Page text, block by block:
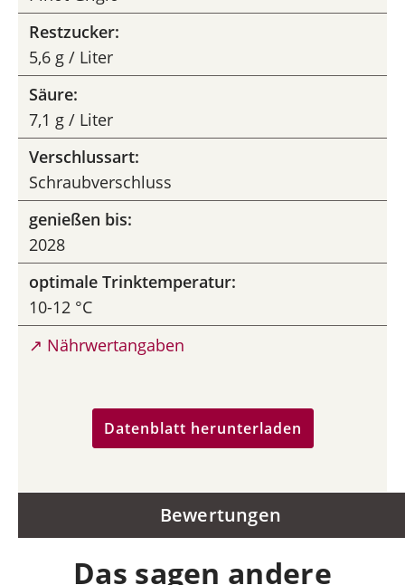
Restzucker:
5,6 g / Liter
Säure:
7,1 g / Liter
Verschlussart:
Schraubverschluss
genießen bis:
2028
optimale Trinktemperatur:
10-12 °C
↗ Nährwertangaben
Datenblatt herunterladen
Bewertungen
Das sagen andere